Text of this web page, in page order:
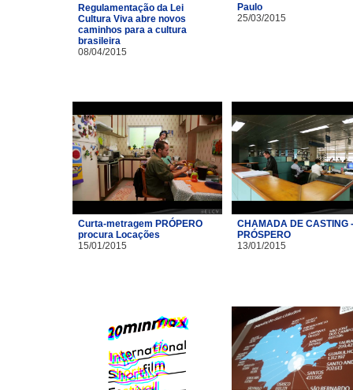
Regulamentação da Lei
Cultura Viva abre novos
caminhos para a cultura
brasileira
08/04/2015
Paulo
25/03/2015
Curta-metragem PRÓPERO
procura Locações
15/01/2015
CHAMADA DE CASTING -
PRÓSPERO
13/01/2015